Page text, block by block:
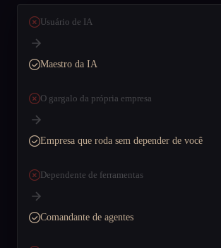
Usuário de IA
Maestro da IA
O gargalo da própria empresa
Empresa que roda sem depender de você
Dependente de ferramentas
Comandante de agentes